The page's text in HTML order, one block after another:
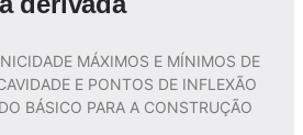
MÁXIMOS E MÍNIMOS DE
E PONTOS DE INFLEXÃO
BÁSICO PARA A CONSTRUÇÃO